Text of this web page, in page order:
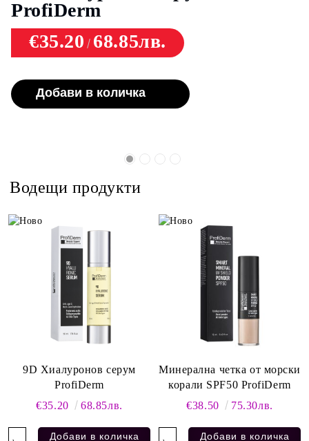
ProfiDerm
€35.20 68.85лв.
Добави в количка
Водещи продукти
9D Хиалуронов серум
ProfiDerm
€35.20
68.85лв.
Минерална четка от морски
корали SPF50 ProfiDerm
€38.50
75.30лв.